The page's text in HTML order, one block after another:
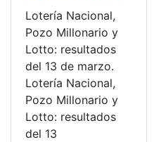
Lotería Nacional,
Pozo Millonario y
Lotto: resultados
del 13 de marzo.
Lotería Nacional,
Pozo Millonario y
Lotto: resultados
del 13